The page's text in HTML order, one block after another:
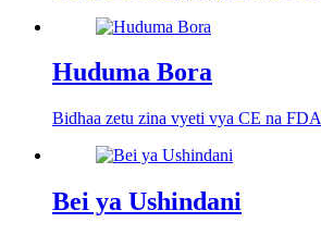
Huduma Bora
Bidhaa zetu zina vyeti vya CE na FDA
Bei ya Ushindani